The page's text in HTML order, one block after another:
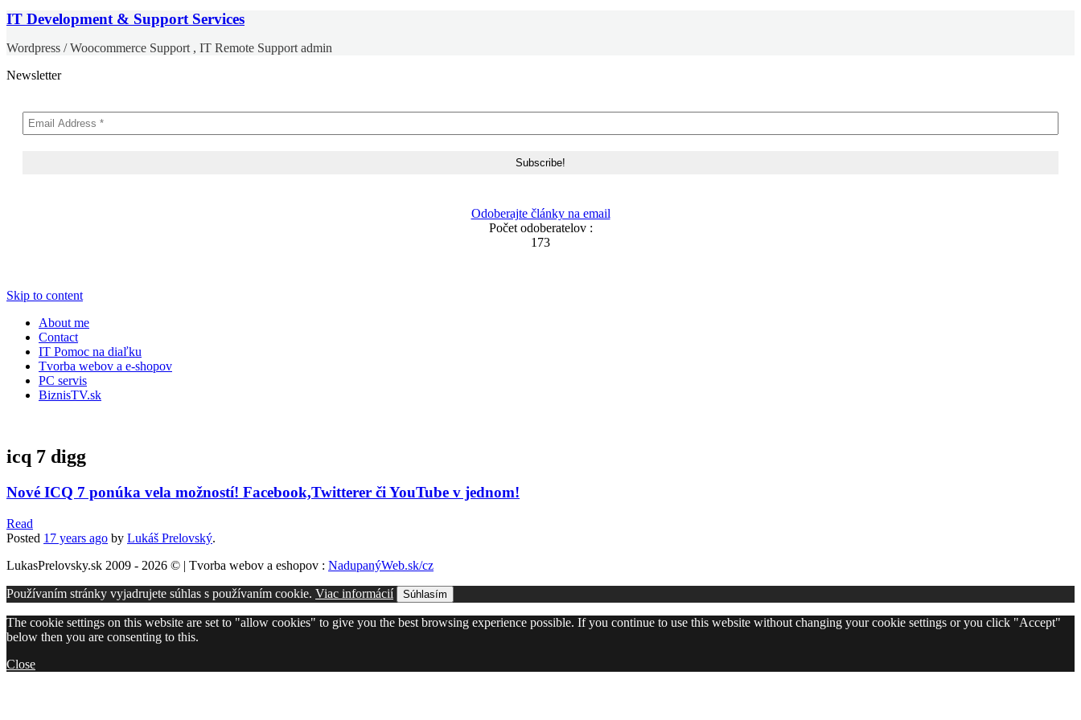
IT Development & Support Services
Wordpress / Woocommerce Support , IT Remote Support admin
Newsletter
Odoberajte články na email
Počet odoberatelov :
173
Skip to content
About me
Contact
IT Pomoc na diaľku
Tvorba webov a e-shopov
PC servis
BiznisTV.sk
icq 7 digg
Nové ICQ 7 ponúka vela možností! Facebook,Twitterer či YouTube v jednom!
Read
Posted 17 years ago by Lukáš Prelovský.
LukasPrelovsky.sk 2009 - 2026 © | Tvorba webov a eshopov : NadupanýWeb.sk/cz
Používaním stránky vyjadrujete súhlas s používaním cookie. Viac informácií Súhlasím
The cookie settings on this website are set to "allow cookies" to give you the best browsing experience possible. If you continue to use this website without changing your cookie settings or you click "Accept"
below then you are consenting to this.
Close